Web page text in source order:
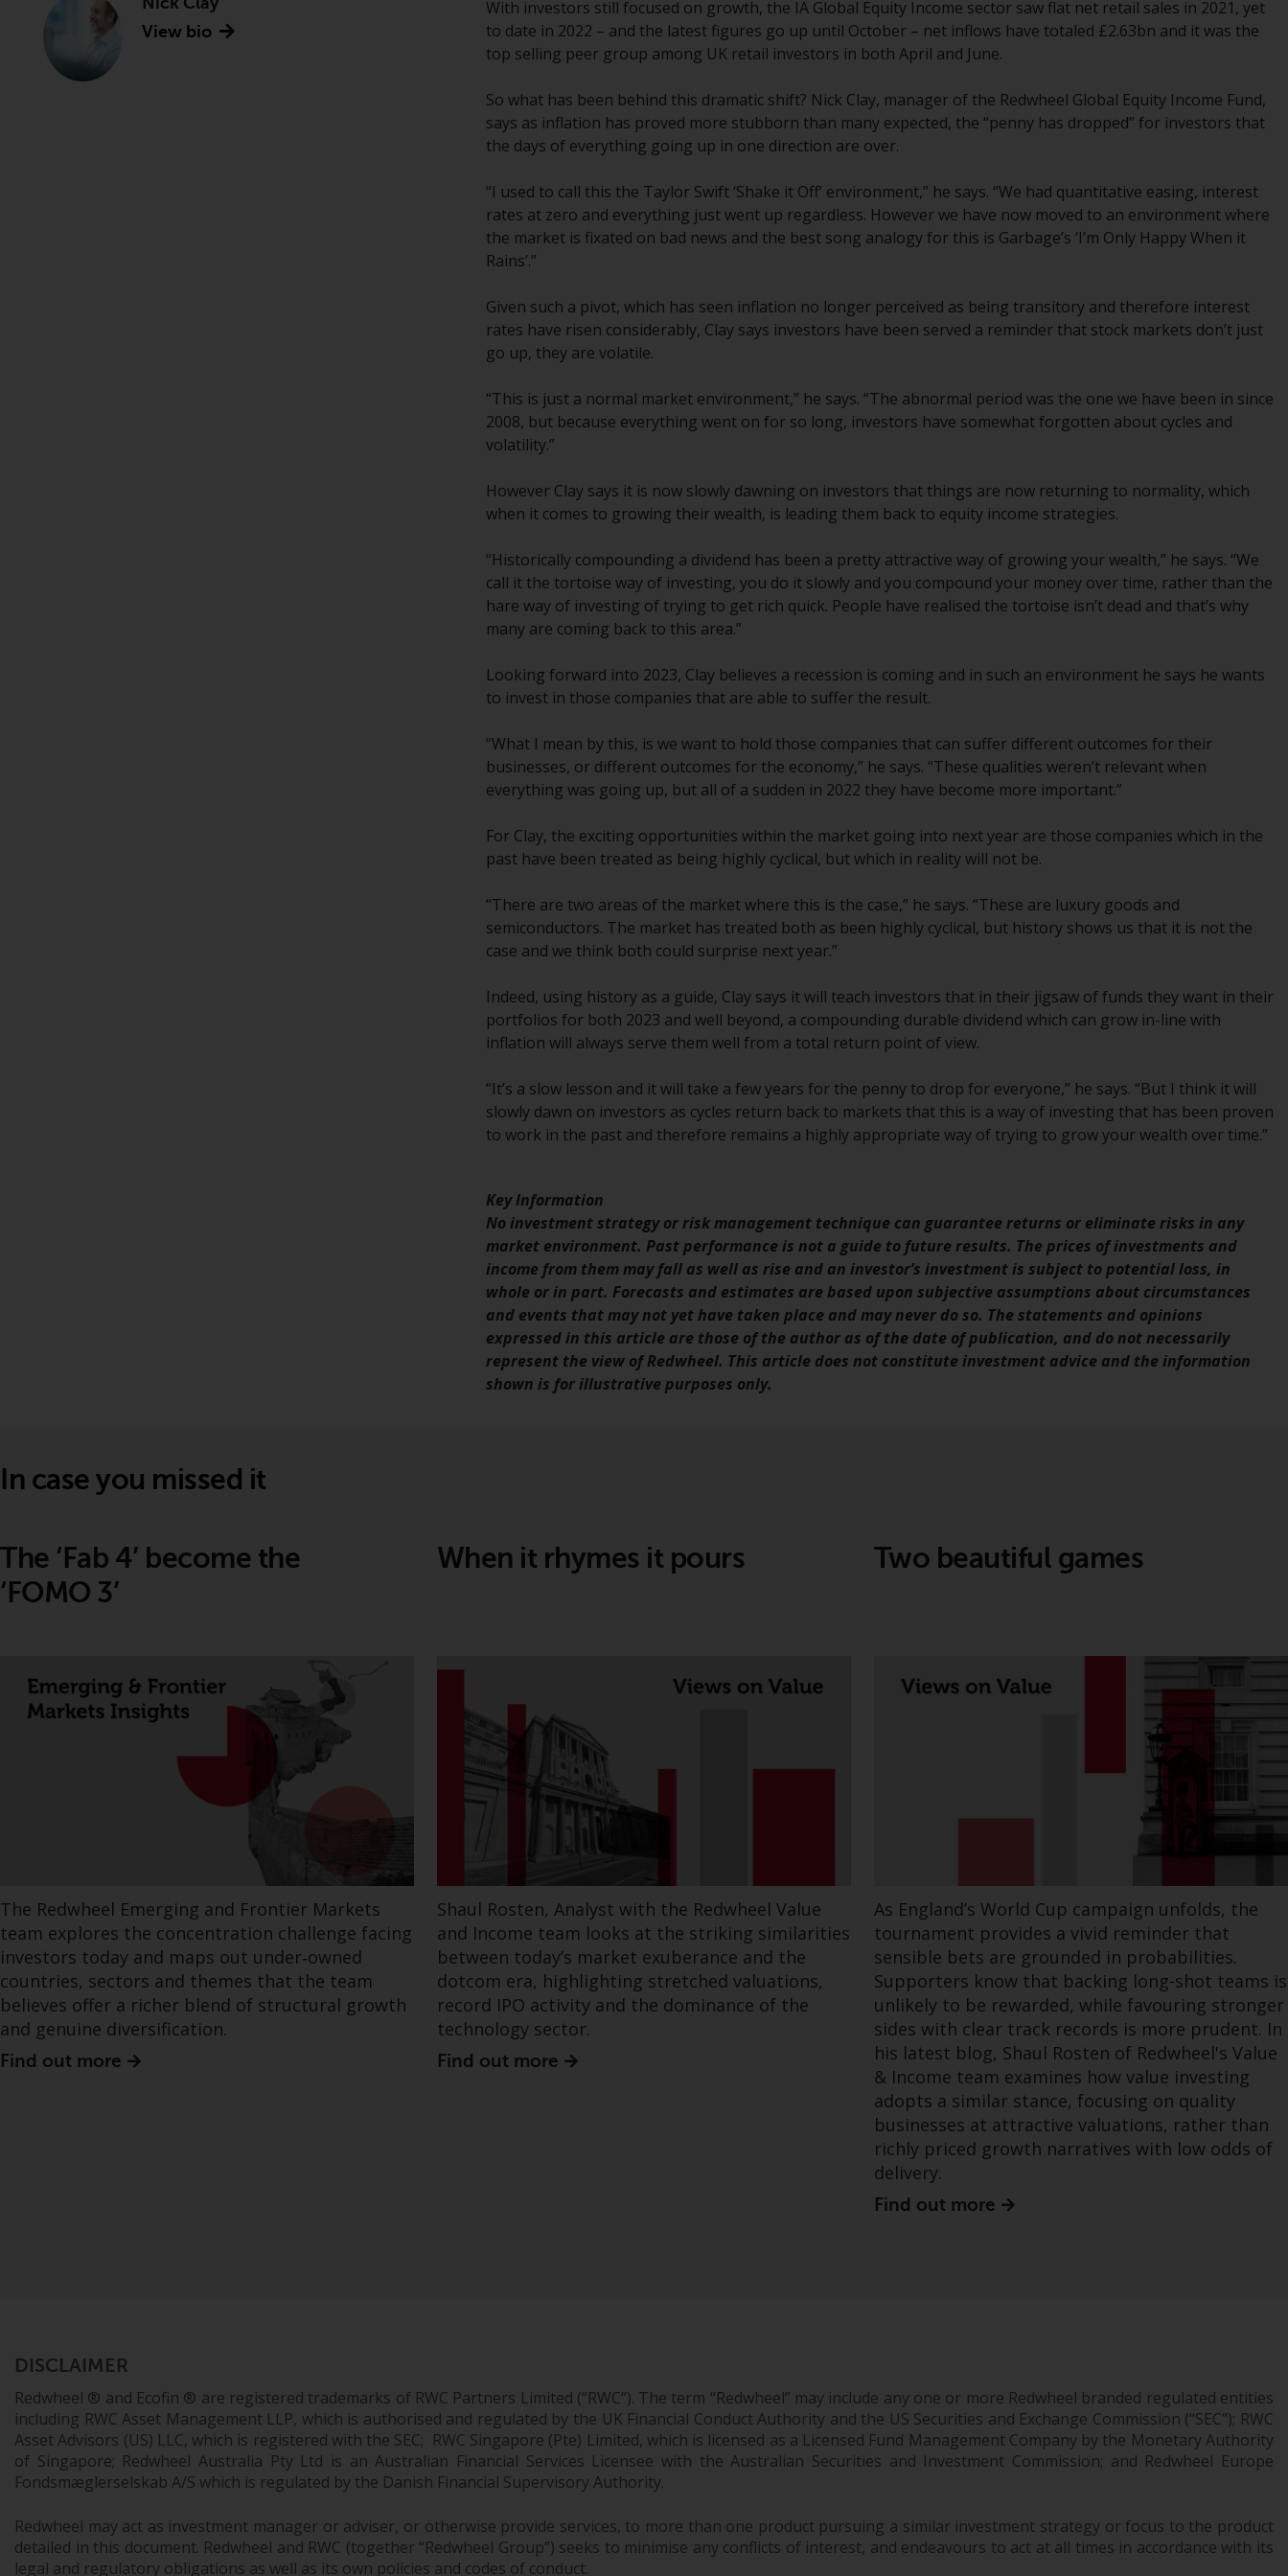
Sie, dass Sie die folgenden
Geschäftsbedingungen, wie sie von RWC
Partners Limited („RWC“) herausgegeben
damit einverstanden sind. Diese Website
kann Werbung enthalten.
Zugang unterliegt lokalen Beschränkungen
bestimmte Gerichtsbarkeit und Sie betreten
eine globale Website. Auf dieser Website
Anforderungen und sind möglicherweise
nicht in allen Gerichtsbarkeiten verfügbar.
bestimmter Registrierungen in relevanten
Gerichtsbarkeiten gemäß den Europäischen
Vorschriften und Verwaltungsvorschriften in
Bezug auf Organismen für gemeinsame
Anlagen in Wertpapieren (UCITS/OGAW)
Investmentfonds (Richtlinie 2011/61/EU)
sowie die entsprechenden Regelungen, die
umgesetzt und dann beim Austritt des
Vereinigten Königreichs aus der
Europäischen Union ersetzt haben; es kann
Formalitäten geben, die Ihre Anlage
verbieten. Dementsprechend sind Sie
Einschränkungen zu informieren und diese
zu beachten. Auf dieser Website erwähnte
bestimmt, in denen und an diejenigen
Personen, denen das Anbieten solcher
Produkte und Dienstleistungen gestattet ist.
Informationen für Anleger in der Schweiz
Die Informationen auf den folgenden Seiten
beziehen sich auf ausländische Organismen
für kollektive Kapitalanlagen, die von RWC
Asset Management LLP oder einem ihrer
verbundenen Unternehmen verwaltet
werden (die „von Redwheel verwalteten
Fonds“). Einige der von Redwheel verwalteten
Redwheel-verwaltete Fonds, die nicht von
der FINMA bewilligt wurden, dürfen in der
Der Vertreter der von Redwheel verwalteten
INDEPENDENT FUND SERVICES LTD,
Feldeggstrasse 12, CH-8008 Zürich. Zahlstelle
der von Redwheel verwalteten Fonds in der
Schweiz ist die Helvetische Bank AG,
Seefeldstrasse 215, CH-8008 Zürich. Der
Fonds, die Gründungsdokumente, die
Jahresberichte und, sofern von den
jeweiligen von Redwheel verwalteten Fonds
erstellt, die Halbjahresberichte und/oder
das Basisinformationsblatt (PRIIPs KID) sind
kostenlos erhältlich vom Vertreter in der
Schweiz. In Bezug auf die qualifizierten
Anlegern in der Schweiz angebotenen Aktien
ist der Erfüllungsort der eingetragene Sitz
des Schweizer Vertreters. Gerichtsstand ist
am Sitz des Schweizer Vertreters oder am
Sitz oder Wohnsitz des Anlegers.
Bestimmte Personen haben möglicherweise
Zugang zu Informationen über Redwheel
Verkaufsprospekt enthält vollständigere
Informationen über die Teilfonds,
einschließlich der Anlageziele, Gebühren und
Ausgaben. Der Verkaufsprospekt und andere
Ländern verteilt, in denen eine solche
Verteilung gegen lokale Gesetze oder
View bio
With investors still focused on growth, the IA Global Equity Income sector saw flat net retail sales in 2021, yet
to date in 2022 – and the latest figures go up until October – net inflows have totaled £2.63bn and it was the
top selling peer group among UK retail investors in both April and June.
So what has been behind this dramatic shift? Nick Clay, manager of the Redwheel Global Equity Income Fund,
says as inflation has proved more stubborn than many expected, the “penny has dropped” for investors that
the days of everything going up in one direction are over.
“I used to call this the Taylor Swift ‘Shake it Off’ environment,” he says. “We had quantitative easing, interest
rates at zero and everything just went up regardless. However we have now moved to an environment where
the market is fixated on bad news and the best song analogy for this is Garbage’s ‘I’m Only Happy When it
Rains’.”
Given such a pivot, which has seen inflation no longer perceived as being transitory and therefore interest
rates have risen considerably, Clay says investors have been served a reminder that stock markets don’t just
go up, they are volatile.
“This is just a normal market environment,” he says. “The abnormal period was the one we have been in since
2008, but because everything went on for so long, investors have somewhat forgotten about cycles and
volatility.”
However Clay says it is now slowly dawning on investors that things are now returning to normality, which
when it comes to growing their wealth, is leading them back to equity income strategies.
“Historically compounding a dividend has been a pretty attractive way of growing your wealth,” he says. “We
call it the tortoise way of investing, you do it slowly and you compound your money over time, rather than the
hare way of investing of trying to get rich quick. People have realised the tortoise isn’t dead and that’s why
many are coming back to this area.”
Looking forward into 2023, Clay believes a recession is coming and in such an environment he says he wants
to invest in those companies that are able to suffer the result.
“What I mean by this, is we want to hold those companies that can suffer different outcomes for their
businesses, or different outcomes for the economy,” he says. “These qualities weren’t relevant when
everything was going up, but all of a sudden in 2022 they have become more important.”
For Clay, the exciting opportunities within the market going into next year are those companies which in the
past have been treated as being highly cyclical, but which in reality will not be.
“There are two areas of the market where this is the case,” he says. “These are luxury goods and
semiconductors. The market has treated both as been highly cyclical, but history shows us that it is not the
case and we think both could surprise next year.”
Indeed, using history as a guide, Clay says it will teach investors that in their jigsaw of funds they want in their
portfolios for both 2023 and well beyond, a compounding durable dividend which can grow in-line with
inflation will always serve them well from a total return point of view.
“It’s a slow lesson and it will take a few years for the penny to drop for everyone,” he says. “But I think it will
slowly dawn on investors as cycles return back to markets that this is a way of investing that has been proven
to work in the past and therefore remains a highly appropriate way of trying to grow your wealth over time.”
Key Information
No investment strategy or risk management technique can guarantee returns or eliminate risks in any
market environment. Past performance is not a guide to future results. The prices of investments and
income from them may fall as well as rise and an investor’s investment is subject to potential loss, in
whole or in part. Forecasts and estimates are based upon subjective assumptions about circumstances
and events that may not yet have taken place and may never do so. The statements and opinions
expressed in this article are those of the author as of the date of publication, and do not necessarily
represent the view of Redwheel. This article does not constitute investment advice and the information
shown is for illustrative purposes only.
In case you missed it
The ‘Fab 4’ become the
‘FOMO 3’
The Redwheel Emerging and Frontier Markets
team explores the concentration challenge facing
investors today and maps out under‑owned
countries, sectors and themes that the team
believes offer a richer blend of structural growth
and genuine diversification.
Find out more
When it rhymes it pours
Shaul Rosten, Analyst with the Redwheel Value
and Income team looks at the striking similarities
between today’s market exuberance and the
dotcom era, highlighting stretched valuations,
record IPO activity and the dominance of the
technology sector.
Find out more
Two beautiful games
As England’s World Cup campaign unfolds, the
tournament provides a vivid reminder that
sensible bets are grounded in probabilities.
Supporters know that backing long-shot teams is
unlikely to be rewarded, while favouring stronger
sides with clear track records is more prudent. In
his latest blog, Shaul Rosten of Redwheel's Value
& Income team examines how value investing
adopts a similar stance, focusing on quality
businesses at attractive valuations, rather than
richly priced growth narratives with low odds of
delivery.
Find out more
DISCLAIMER
Redwheel ® and Ecofin ® are registered trademarks of RWC Partners Limited (“RWC”). The term “Redwheel” may include any one or more Redwheel branded regulated entities
including RWC Asset Management LLP, which is authorised and regulated by the UK Financial Conduct Authority and the US Securities and Exchange Commission (“SEC”); RWC
Asset Advisors (US) LLC, which is registered with the SEC; RWC Singapore (Pte) Limited, which is licensed as a Licensed Fund Management Company by the Monetary Authority
of Singapore; Redwheel Australia Pty Ltd is an Australian Financial Services Licensee with the Australian Securities and Investment Commission; and Redwheel Europe
Fondsmæglerselskab A/S which is regulated by the Danish Financial Supervisory Authority.
Redwheel may act as investment manager or adviser, or otherwise provide services, to more than one product pursuing a similar investment strategy or focus to the product
detailed in this document. Redwheel and RWC (together “Redwheel Group”) seeks to minimise any conflicts of interest, and endeavours to act at all times in accordance with its
legal and regulatory obligations as well as its own policies and codes of conduct.